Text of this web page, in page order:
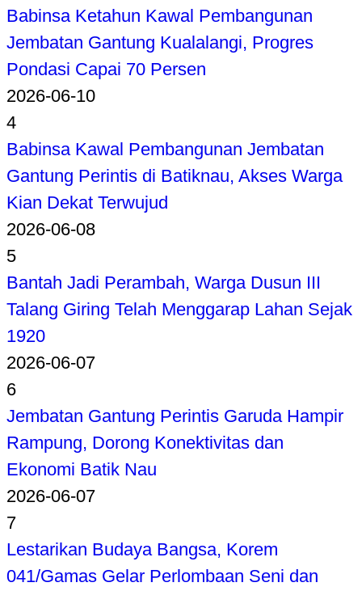
Babinsa Ketahun Kawal Pembangunan
Jembatan Gantung Kualalangi, Progres
Pondasi Capai 70 Persen
2026-06-10
4
Babinsa Kawal Pembangunan Jembatan
Gantung Perintis di Batiknau, Akses Warga
Kian Dekat Terwujud
2026-06-08
5
Bantah Jadi Perambah, Warga Dusun III
Talang Giring Telah Menggarap Lahan Sejak
1920
2026-06-07
6
Jembatan Gantung Perintis Garuda Hampir
Rampung, Dorong Konektivitas dan
Ekonomi Batik Nau
2026-06-07
7
Lestarikan Budaya Bangsa, Korem
041/Gamas Gelar Perlombaan Seni dan